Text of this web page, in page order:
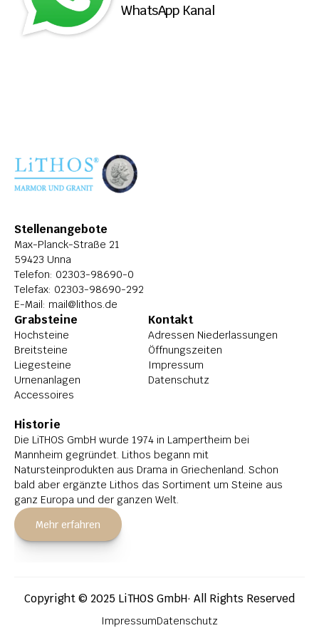
ÜBER LITHOS
WhatsApp Kanal
Stellenangebote
Max-Planck-Straße 21
59423 Unna
Telefon: 02303-98690-0
Telefax: 02303-98690-292
E-Mail: mail@lithos.de
Grabsteine
Hochsteine
Breitsteine
Liegesteine
Urnenanlagen
Accessoires
Kontakt
Adressen Niederlassungen
Öffnungszeiten
Impressum
Datenschutz
Historie
Die LiTHOS GmbH wurde 1974 in Lampertheim bei
Mannheim gegründet. Lithos begann mit
Natursteinprodukten aus Drama in Griechenland. Schon
bald aber ergänzte Lithos das Sortiment um Steine aus
ganz Europa und der ganzen Welt.
Mehr erfahren
Copyright © 2025 LiTHOS GmbH· All Rights Reserved
ImpressumDatenschutz